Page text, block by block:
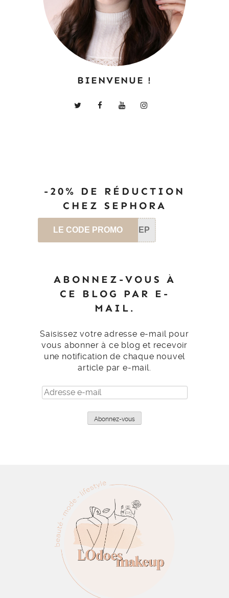
BIENVENUE !
-20% DE RÉDUCTION
CHEZ SEPHORA
LE CODE PROMO SEP
ABONNEZ-VOUS À
CE BLOG PAR E-
MAIL.
Saisissez votre adresse e-mail pour
vous abonner à ce blog et recevoir
une notification de chaque nouvel
article par e-mail.
Adresse
e-
Abonnez-vous